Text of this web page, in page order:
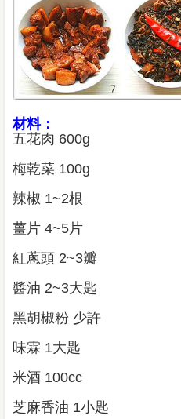
材料：
五花肉 600g
梅乾菜 100g
辣椒 1~2根
薑片 4~5片
紅蔥頭 2~3瓣
醬油 2~3大匙
黑胡椒粉 少許
味霖 1大匙
米酒 100cc
芝麻香油 1小匙